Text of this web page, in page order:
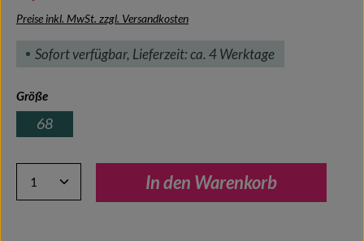
Preise inkl. MwSt. zzgl. Versandkosten
Sofort verfügbar, Lieferzeit: ca. 4 Werktage
Größeauswählen
68
Produkt Anzahl: Gib den gewünschten Wert ein oder
In den Warenkorb